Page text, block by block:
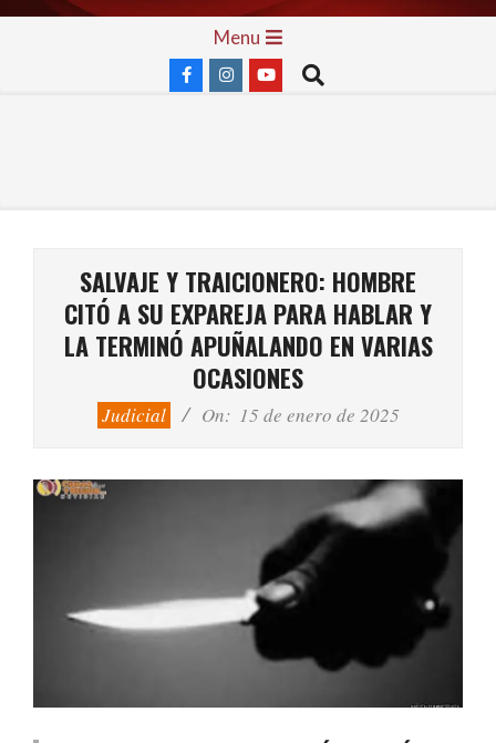
Skip
Menu
Search
SALVAJE Y TRAICIONERO: HOMBRE
CITÓ A SU EXPAREJA PARA HABLAR Y
LA TERMINÓ APUÑALANDO EN VARIAS
OCASIONES
Judicial On: 15 de enero de 2025